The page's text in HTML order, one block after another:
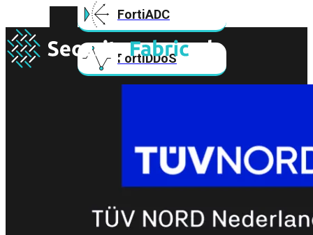
FortiADC
FortiDDoS
FortiExtender
FortiMail
FortiMail